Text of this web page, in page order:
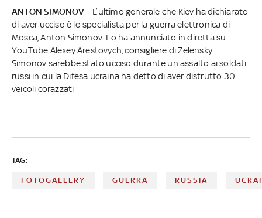
ANTON SIMONOV – L’ultimo generale che Kiev ha dichiarato
di aver ucciso è lo specialista per la guerra elettronica di
Mosca, Anton Simonov. Lo ha annunciato in diretta su
YouTube Alexey Arestovych, consigliere di Zelensky.
Simonov sarebbe stato ucciso durante un assalto ai soldati
russi in cui la Difesa ucraina ha detto di aver distrutto 30
veicoli corazzati
TAG:
FOTOGALLERY GUERRA RUSSIA